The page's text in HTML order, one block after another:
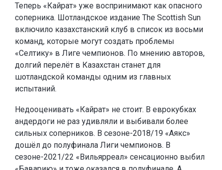
Теперь «Кайрат» уже воспринимают как опасного
соперника. Шотландское издание The Scottish Sun
включило казахстанский клуб в список из восьми
команд, которые могут создать проблемы
«Селтику» в Лиге чемпионов. По мнению авторов,
долгий перелёт в Казахстан станет для
шотландской команды одним из главных
испытаний.
Недооценивать «Кайрат» не стоит. В еврокубках
андердоги не раз удивляли и выбивали более
сильных соперников. В сезоне-2018/19 «Аякс»
дошёл до полуфинала Лиги чемпионов. В
сезоне-2021/22 «Вильярреал» сенсационно выбил